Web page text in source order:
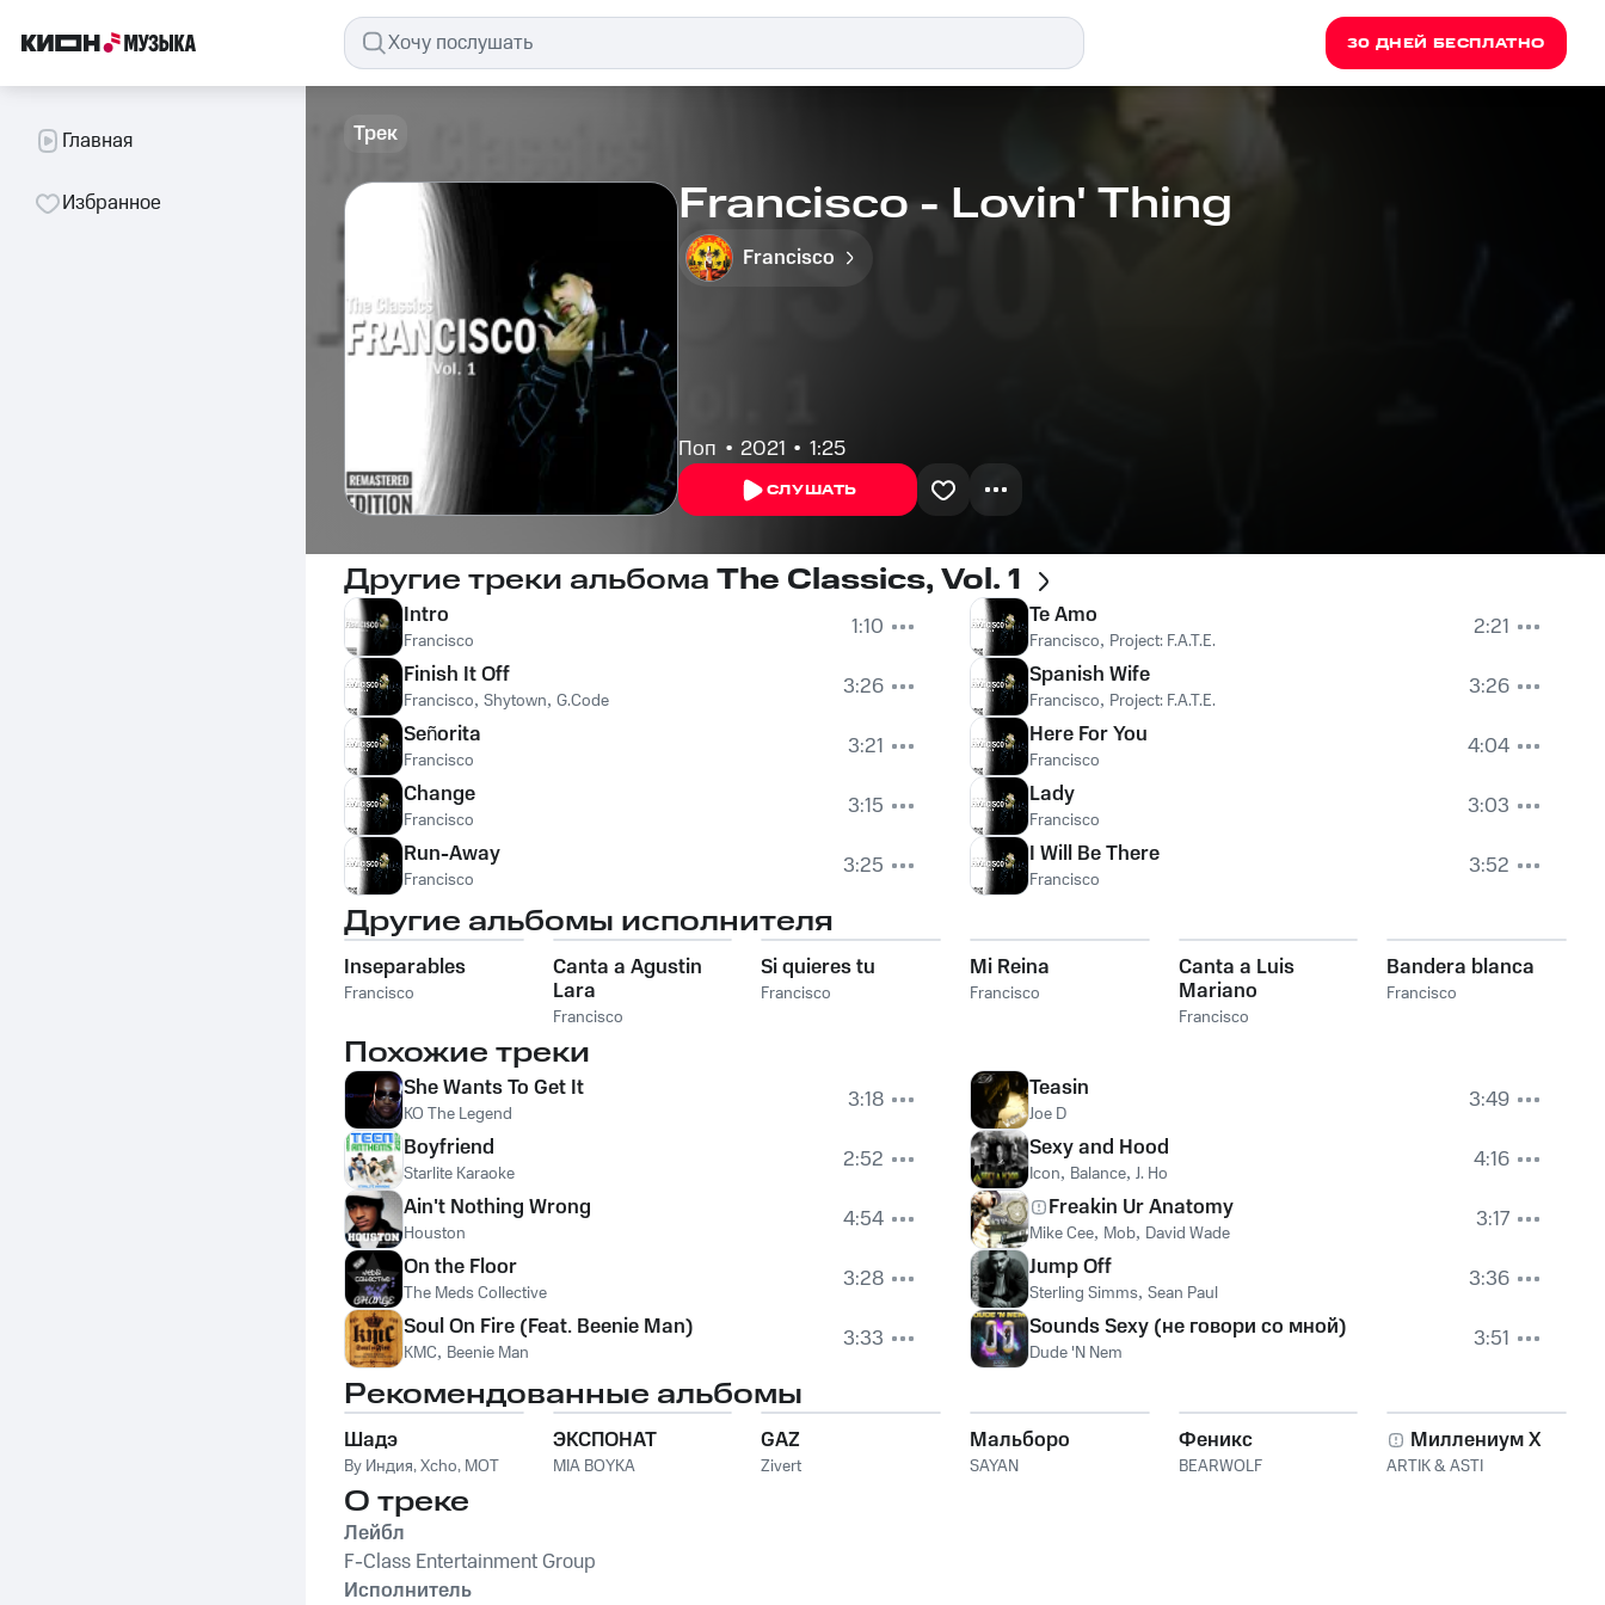
30 ДНЕЙ БЕСПЛАТНО
Главная
Избранное
Трек
Francisco - Lovin' Thing
Francisco
Поп 2021 1:25
СЛУШАТЬ
Другие треки альбома The Classics, Vol. 1
Intro
Francisco
1:10
Finish It Off
Francisco, Shytown, G.Code
3:26
Señorita
Francisco
3:21
Change
Francisco
3:15
Run-Away
Francisco 3:25
Te Amo
Francisco, Project: F.A.T.E.
2:21
Spanish Wife
Francisco, Project: F.A.T.E.
3:26
Here For You
Francisco
4:04
Lady
Francisco
3:03
I Will Be There
Francisco 3:52
Другие альбомы исполнителя
Inseparables
Francisco
Canta a Agustin
Lara
Francisco
Si quieres tu
Francisco
Mi Reina
Francisco
Canta a Luis
Mariano
Francisco
Bandera blanca
Francisco
Похожие треки
She Wants To Get It
KO The Legend
3:18
Boyfriend
Starlite Karaoke
2:52
Ain't Nothing Wrong
Houston
4:54
On the Floor
The Meds Collective
3:28
Soul On Fire (Feat. Beenie Man)
KMC, Beenie Man 3:33
Teasin
Joe D
3:49
Sexy and Hood
Icon, Balance, J. Ho
4:16
Freakin Ur Anatomy
Mike Cee, Mob, David Wade
3:17
Jump Off
Sterling Simms, Sean Paul
3:36
Sounds Sexy (не говори со мной)
Dude 'N Nem 3:51
Рекомендованные альбомы
Шадэ
By Индия,Xcho, MOT
ЭКСПОНАТ
MIA BOYKA
GAZ
Zivert
Мальборо
SAYAN
Феникс
BEARWOLF
Миллениум X
ARTIK & ASTI
О треке
Лейбл
F-Class Entertainment Group
Исполнитель